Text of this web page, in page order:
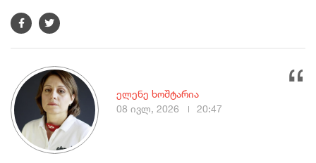
ელენე ხოშტარია
08 ივლ, 2026
20:47